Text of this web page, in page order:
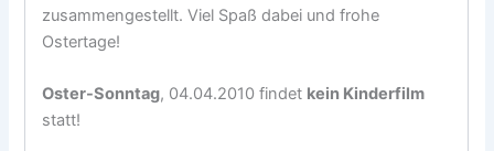
zusammengestellt. Viel Spaß dabei und frohe
Ostertage!
Oster-Sonntag, 04.04.2010 findet kein Kinderfilm
statt!